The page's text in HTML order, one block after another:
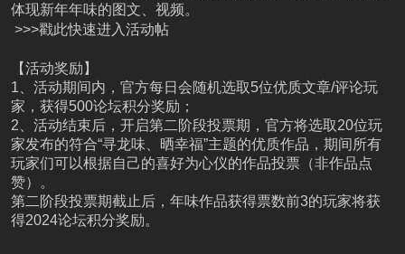
体现新年年味的图文、视频。
>>>戳此快速进入活动帖
【活动奖励】
1、活动期间内，官方每日会随机选取5位优质文章/评论玩
家，获得500论坛积分奖励；
2、活动结束后，开启第二阶段投票期，官方将选取20位玩
家发布的符合“寻龙味、晒幸福”主题的优质作品，期间所有
玩家们可以根据自己的喜好为心仪的作品投票（非作品点
赞）。
第二阶段投票期截止后，年味作品获得票数前3的玩家将获
得2024论坛积分奖励。